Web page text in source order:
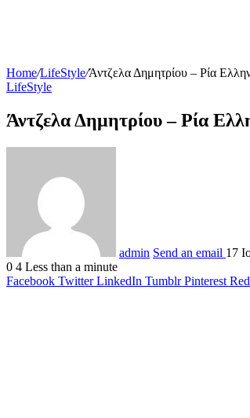
Home/LifeStyle/Άντζελα Δημητρίου – Ρία
LifeStyle
Άντζελα Δημητρίου – Ρία
admin Send an email 17
0 4 Less than a minute
Facebook Twitter LinkedIn Tumblr Pinterest